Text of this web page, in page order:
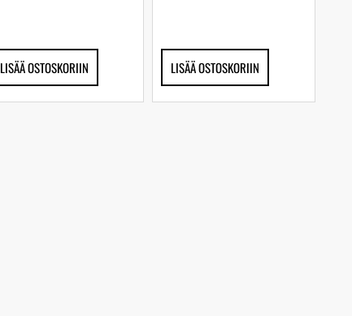
LISÄÄ OSTOSKORIIN LISÄÄ OSTOSKORIIN